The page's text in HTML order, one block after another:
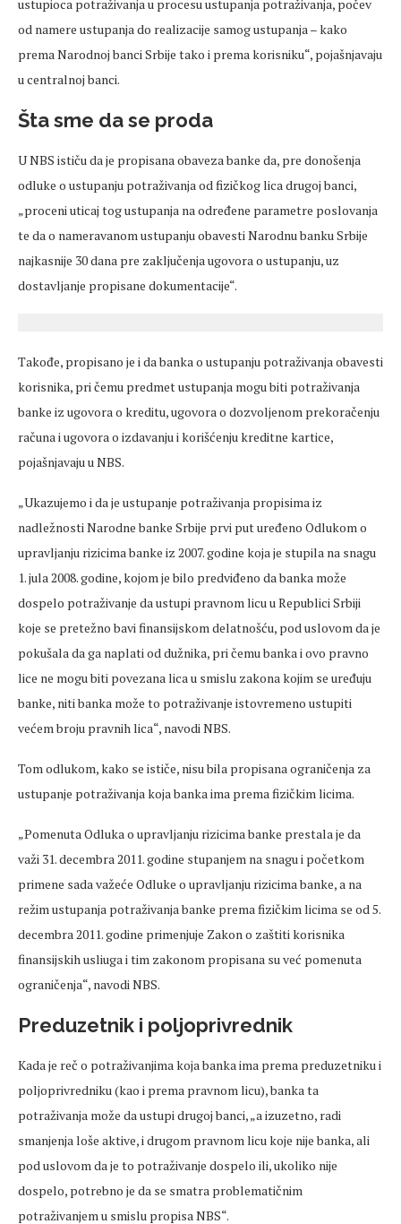
ustupioca potraživanja u procesu ustupanja potraživanja, počev
od namere ustupanja do realizacije samog ustupanja – kako
prema Narodnoj banci Srbije tako i prema korisniku“, pojašnjavaju
u centralnoj banci.
Šta sme da se proda
U NBS ističu da je propisana obaveza banke da, pre donošenja
odluke o ustupanju potraživanja od fizičkog lica drugoj banci,
„proceni uticaj tog ustupanja na određene parametre poslovanja
te da o nameravanom ustupanju obavesti Narodnu banku Srbije
najkasnije 30 dana pre zaključenja ugovora o ustupanju, uz
dostavljanje propisane dokumentacije“.
Takođe, propisano je i da banka o ustupanju potraživanja obavesti
korisnika, pri čemu predmet ustupanja mogu biti potraživanja
banke iz ugovora o kreditu, ugovora o dozvoljenom prekoračenju
računa i ugovora o izdavanju i korišćenju kreditne kartice,
pojašnjavaju u NBS.
„Ukazujemo i da je ustupanje potraživanja propisima iz
nadležnosti Narodne banke Srbije prvi put uređeno Odlukom o
upravljanju rizicima banke iz 2007. godine koja je stupila na snagu
1. jula 2008. godine, kojom je bilo predviđeno da banka može
dospelo potraživanje da ustupi pravnom licu u Republici Srbiji
koje se pretežno bavi finansijskom delatnošću, pod uslovom da je
pokušala da ga naplati od dužnika, pri čemu banka i ovo pravno
lice ne mogu biti povezana lica u smislu zakona kojim se uređuju
banke, niti banka može to potraživanje istovremeno ustupiti
većem broju pravnih lica“, navodi NBS.
Tom odlukom, kako se ističe, nisu bila propisana ograničenja za
ustupanje potraživanja koja banka ima prema fizičkim licima.
„Pomenuta Odluka o upravljanju rizicima banke prestala je da
važi 31. decembra 2011. godine stupanjem na snagu i početkom
primene sada važeće Odluke o upravljanju rizicima banke, a na
režim ustupanja potraživanja banke prema fizičkim licima se od 5.
decembra 2011. godine primenjuje Zakon o zaštiti korisnika
finansijskih usliuga i tim zakonom propisana su već pomenuta
ograničenja“, navodi NBS.
Preduzetnik i poljoprivrednik
Kada je reč o potraživanjima koja banka ima prema preduzetniku i
poljoprivredniku (kao i prema pravnom licu), banka ta
potraživanja može da ustupi drugoj banci, „a izuzetno, radi
smanjenja loše aktive, i drugom pravnom licu koje nije banka, ali
pod uslovom da je to potraživanje dospelo ili, ukoliko nije
dospelo, potrebno je da se smatra problematičnim
potraživanjem u smislu propisa NBS“.